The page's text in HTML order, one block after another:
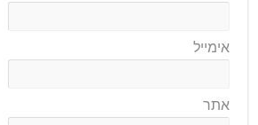
אימייל
אתר